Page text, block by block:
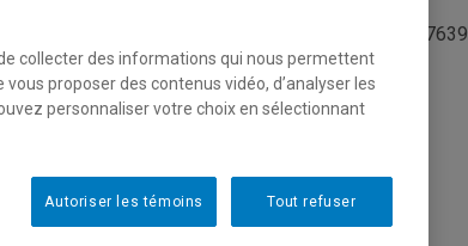
(514) 987-3000 poste 7639
Courriel
Chamsine, Chirine
collecter des informations qui nous permettent
proposer des contenus vidéo, d’analyser les
personnaliser votre choix en sélectionnant
Tout refuser
Autoriser les témoins